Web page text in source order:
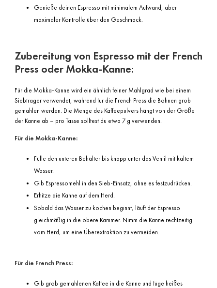
Genieße deinen Espresso mit minimalem Aufwand, aber
maximaler Kontrolle über den Geschmack.
Zubereitung von Espresso mit der French
Press oder Mokka-Kanne:
Für die Mokka-Kanne wird ein ähnlich feiner Mahlgrad wie bei einem
Siebträger verwendet, während für die French Press die Bohnen grob
gemahlen werden. Die Menge des Kaffeepulvers hängt von der Größe
der Kanne ab – pro Tasse solltest du etwa 7 g verwenden.
Für die Mokka-Kanne:
Fülle den unteren Behälter bis knapp unter das Ventil mit kaltem
Wasser.
Gib Espressomehl in den Sieb-Einsatz, ohne es festzudrücken.
Erhitze die Kanne auf dem Herd.
Sobald das Wasser zu kochen beginnt, läuft der Espresso
gleichmäßig in die obere Kammer. Nimm die Kanne rechtzeitig
vom Herd, um eine Überextraktion zu vermeiden.
Für die French Press:
Gib grob gemahlenen Kaffee in die Kanne und füge heißes